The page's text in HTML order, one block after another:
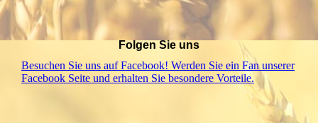
Folgen Sie uns
Besuchen Sie uns auf Facebook! Werden Sie ein Fan unserer
Facebook Seite und erhalten Sie besondere Vorteile.